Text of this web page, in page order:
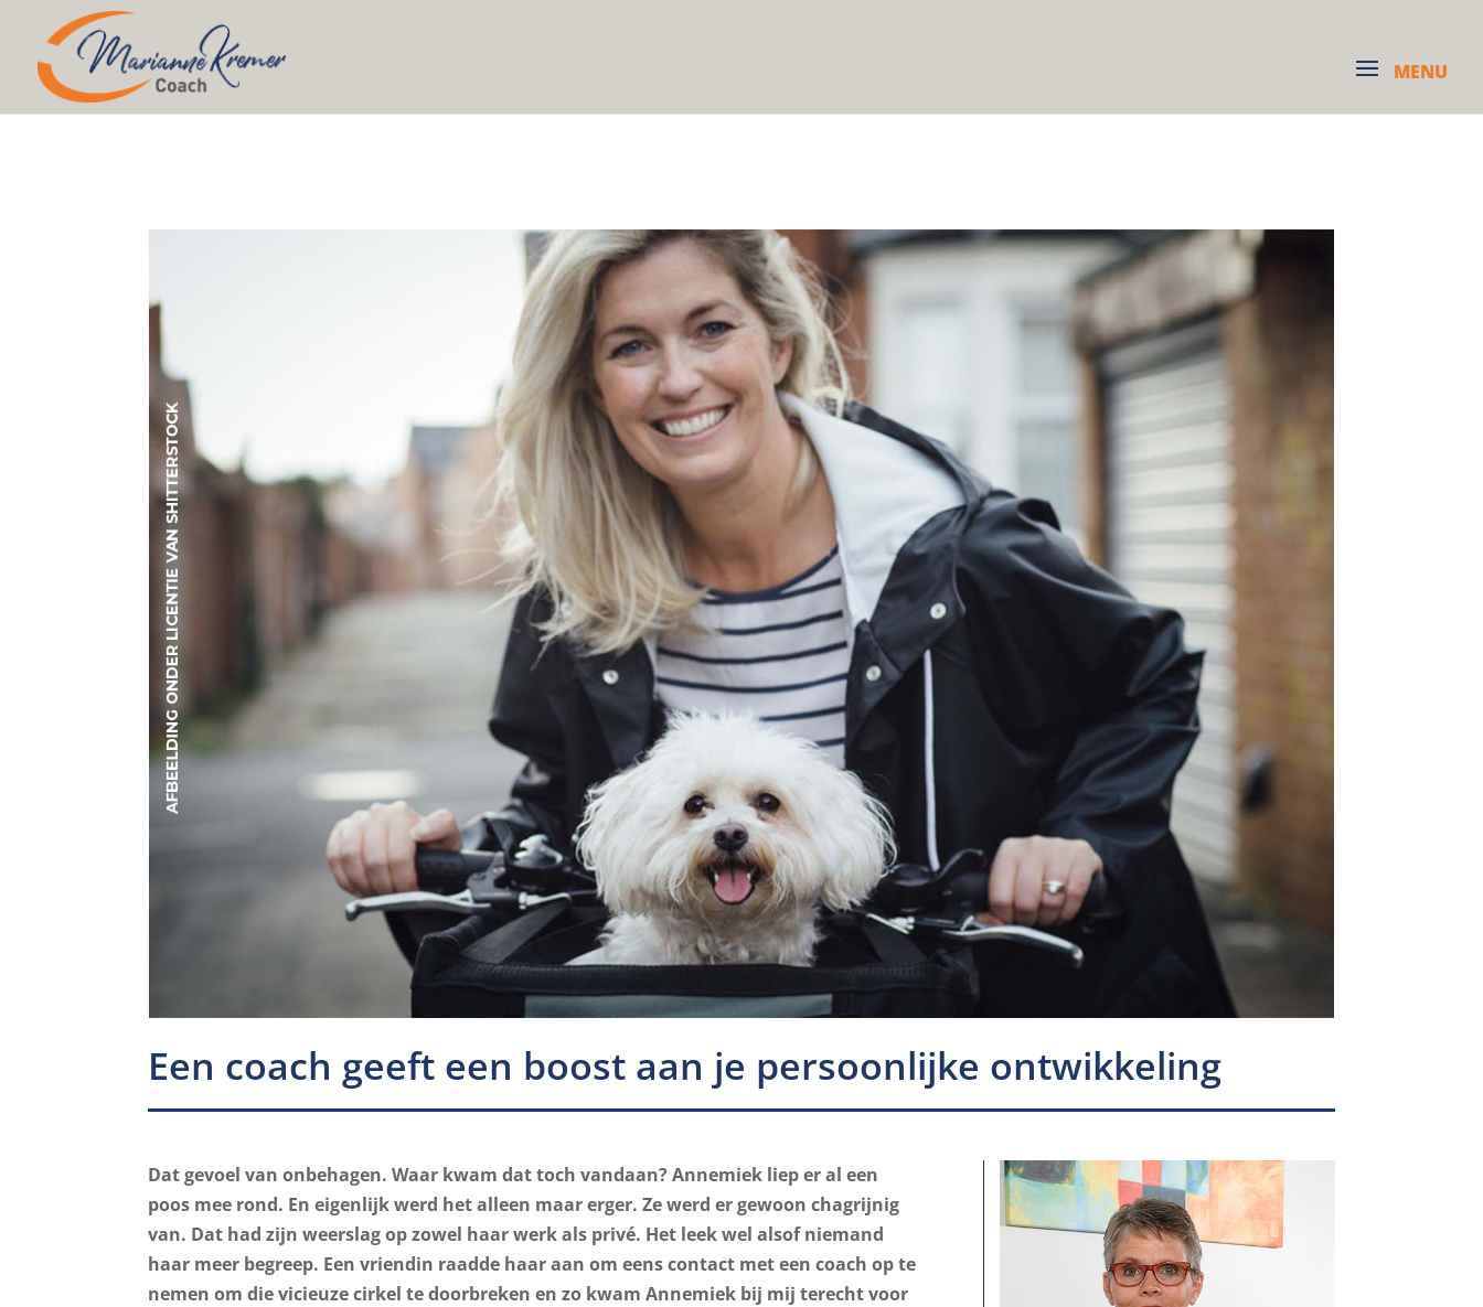
Een coach geeft een boost aan je persoonlijke ontwikkeling
Dat gevoel van onbehagen. Waar kwam dat toch vandaan? Annemiek liep er al een
poos mee rond. En eigenlijk werd het alleen maar erger. Ze werd er gewoon chagrijnig
van. Dat had zijn weerslag op zowel haar werk als privé. Het leek wel alsof niemand
haar meer begreep. Een vriendin raadde haar aan om eens contact met een coach op te
nemen om die vicieuze cirkel te doorbreken en zo kwam Annemiek bij mij terecht voor